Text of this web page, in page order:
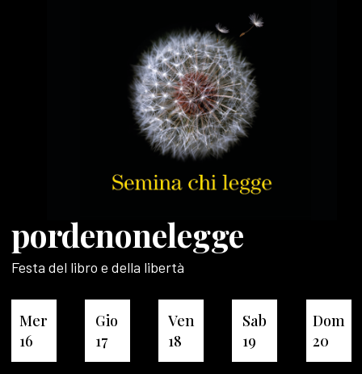
pordenonelegge
Festa del libro e della libertà
Mer
16
Gio
17
Ven
18
Sab
19
Dom
20